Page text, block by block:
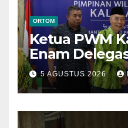
ORTOM
Ketua PWM
Enam
Menuju
Semarang
5 AGUSTUS 2026